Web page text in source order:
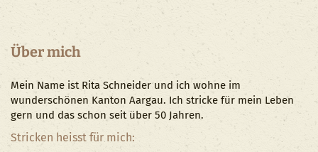
Über mich
Mein Name ist Rita Schneider und ich wohne im
wunderschönen Kanton Aargau. Ich stricke für mein Leben
gern und das schon seit über 50 Jahren.
Stricken heisst für mich: